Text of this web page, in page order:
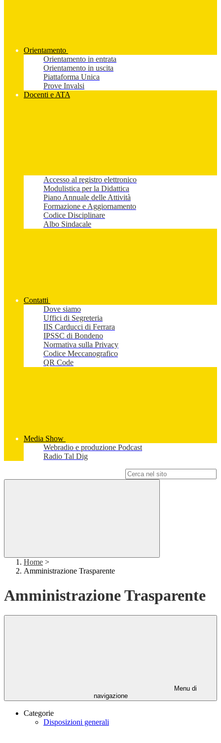
Orientamento
Orientamento in entrata
Orientamento in uscita
Piattaforma Unica
Prove Invalsi
Docenti e ATA
Accesso al registro elettronico
Modulistica per la Didattica
Piano Annuale delle Attività
Formazione e Aggiornamento
Codice Disciplinare
Albo Sindacale
Contatti
Dove siamo
Uffici di Segreteria
IIS Carducci di Ferrara
IPSSC di Bondeno
Normativa sulla Privacy
Codice Meccanografico
QR Code
Media Show
Webradio e produzione Podcast
Radio Tal Dig
Home >
Amministrazione Trasparente
Amministrazione Trasparente
Menu di
navigazione
Categorie
Disposizioni generali